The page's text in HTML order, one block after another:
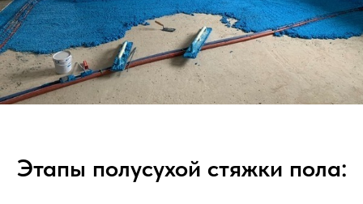
Этапы полусухой стяжки пола: